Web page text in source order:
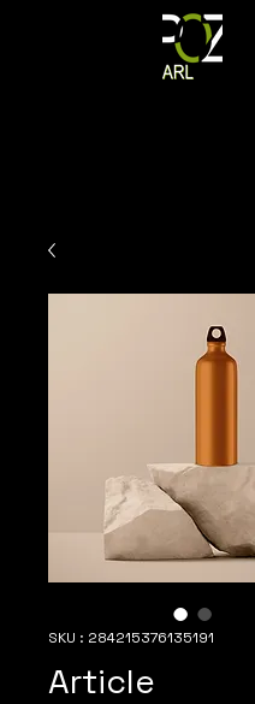
SKU : 284215376135191
Article